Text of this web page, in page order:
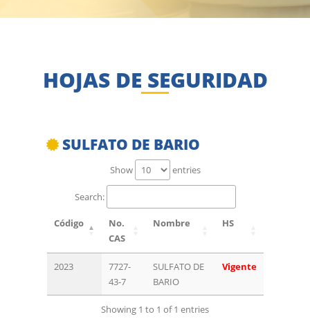
HOJAS DE SEGURIDAD
SULFATO DE BARIO
Show entries
Search:
Código
No.
CAS
Nombre HS
2023
7727-
43-7
SULFATO DE
BARIO
Vigente
Showing 1 to 1 of 1 entries